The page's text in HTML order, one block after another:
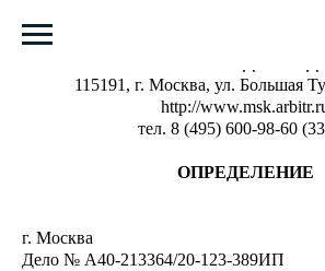
115191, г. Москва, ул. Большая
http://
тел. 8 (495) 600-98-60
ОПРЕДЕЛЕНИЕ
г. Москва
Дело № А40-213364/20-123-389ИП